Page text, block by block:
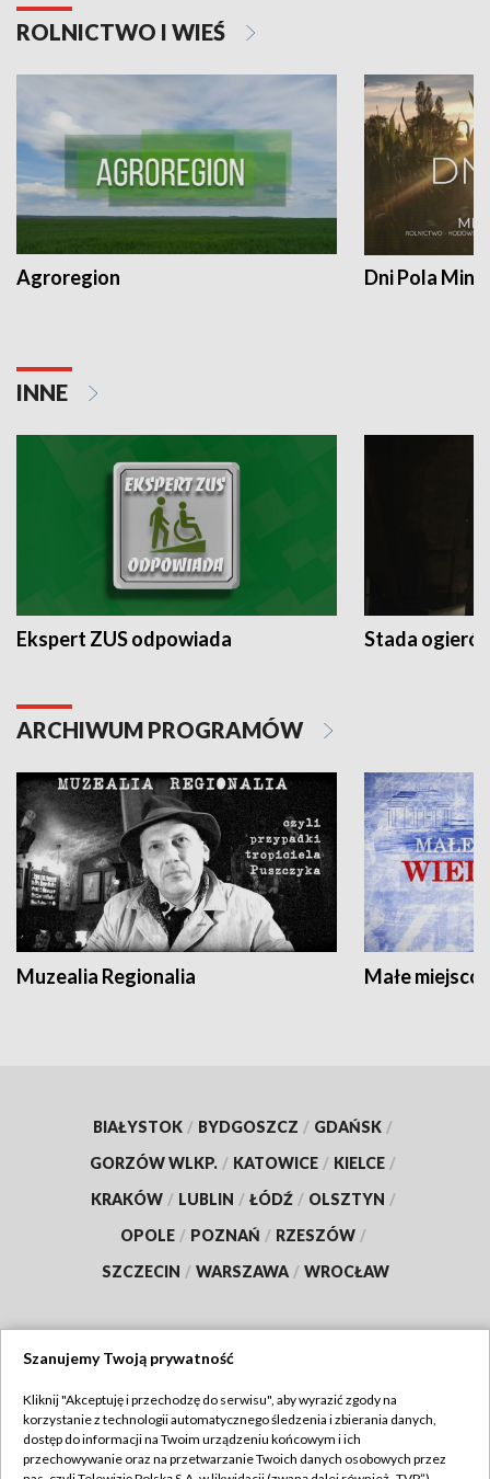
ROLNICTWO I WIEŚ
Agroregion Dni Pola
INNE
Ekspert ZUS odpowiada Stada
ARCHIWUM PROGRAMÓW
Muzealia Regionalia Małe
BIAŁYSTOK / BYDGOSZCZ / GDAŃSK /
GORZÓW WLKP. / KATOWICE / KIELCE /
KRAKÓW / LUBLIN / ŁÓDŹ / OLSZTYN /
OPOLE / POZNAŃ / RZESZÓW /
SZCZECIN / WARSZAWA / WROCŁAW
TVP
Abonament TVP
Regulamin TVP
Szanujemy Twoją prywatność
Kliknij "Akceptuję i przechodzę do serwisu", aby wyrazić zgody na
korzystanie z technologii automatycznego śledzenia i zbierania danych,
dostęp do informacji na Twoim urządzeniu końcowym i ich
przechowywanie oraz na przetwarzanie Twoich danych osobowych przez